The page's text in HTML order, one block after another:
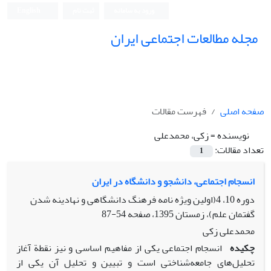
مجله مطالعات اجتماعی ایران
صفحه اصلی
فهرست مقالات
نویسنده =زکی، محمدعلی
تعداد مقالات:
1
انسجام اجتماعی، دانشجو و دانشگاه در ایران
دوره 10، 4(اولین ویژه نامه فرهنگ دانشگاهی و نهادینه شدن
گفتمان علم)، زمستان 1395، صفحه
54-87
محمدعلی زکی
چکیده انسجام اجتماعی یکی از مفاهیم اساسی و نیز نقطة آغاز
تحلیل‌های جامعه‌شناختی است و تبیین و تحلیل آن یکی از